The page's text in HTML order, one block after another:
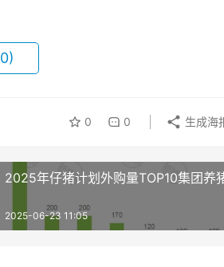
0 0 生成海
2025年仔猪计划外购量TOP10集团养
2025-06-23 11:05